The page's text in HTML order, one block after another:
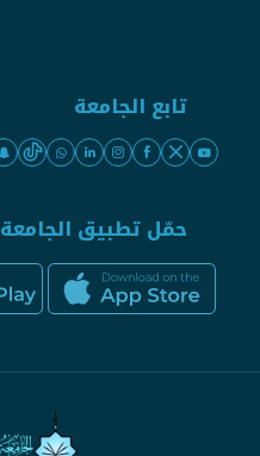
تابع الجامعة
حمّل تطبيق الجامعة